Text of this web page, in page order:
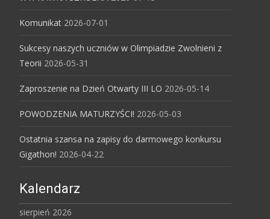
Komunikat 2026-07-01
Sukcesy naszych uczniów w Olimpiadzie Zwolnieni z
Teorii 2026-05-31
Zaproszenie na Dzień Otwarty III LO 2026-05-14
POWODZENIA MATURZYŚCI! 2026-05-03
Ostatnia szansa na zapisy do darmowego konkursu
Gigathon! 2026-04-22
Kalendarz
sierpień 2026